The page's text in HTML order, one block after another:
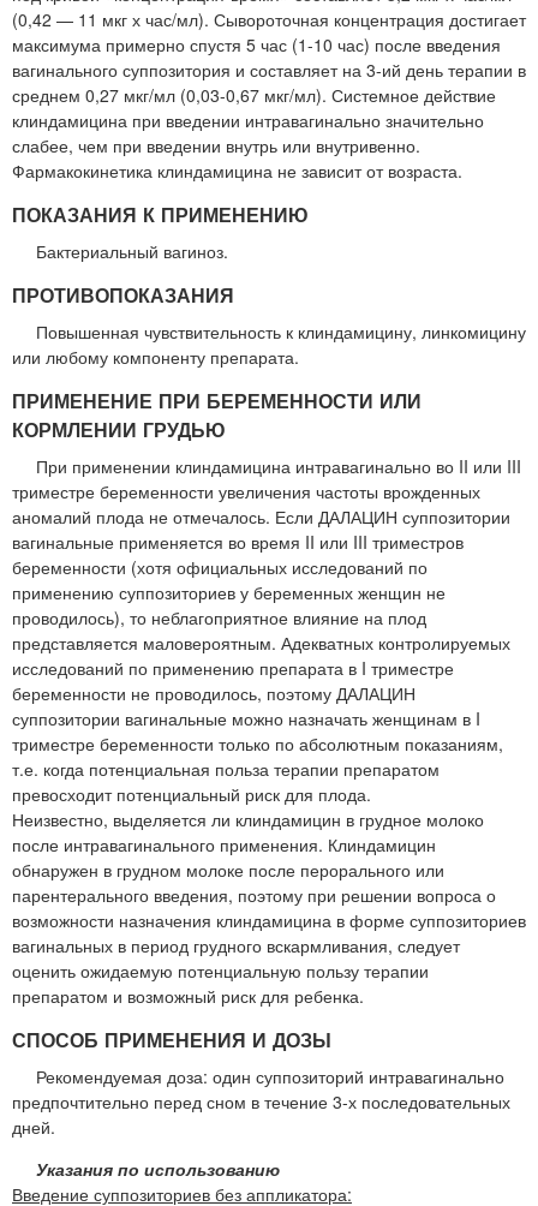
(0,42 — 11 мкг х час/мл). Сывороточная концентрация достигает
максимума примерно спустя 5 час (1-10 час) после введения
вагинального суппозитория и составляет на 3-ий день терапии в
среднем 0,27 мкг/мл (0,03-0,67 мкг/мл). Системное действие
клиндамицина при введении интравагинально значительно
слабее, чем при введении внутрь или внутривенно.
Фармакокинетика клиндамицина не зависит от возраста.
ПОКАЗАНИЯ К ПРИМЕНЕНИЮ
Бактериальный вагиноз.
ПРОТИВОПОКАЗАНИЯ
Повышенная чувствительность к клиндамицину, линкомицину
или любому компоненту препарата.
ПРИМЕНЕНИЕ ПРИ БЕРЕМЕННОСТИ ИЛИ
КОРМЛЕНИИ ГРУДЬЮ
При применении клиндамицина интравагинально во II или III
триместре беременности увеличения частоты врожденных
аномалий плода не отмечалось. Если ДАЛАЦИН суппозитории
вагинальные применяется во время II или III триместров
беременности (хотя официальных исследований по
применению суппозиториев у беременных женщин не
проводилось), то неблагоприятное влияние на плод
представляется маловероятным. Адекватных контролируемых
исследований по применению препарата в I триместре
беременности не проводилось, поэтому ДАЛАЦИН
суппозитории вагинальные можно назначать женщинам в I
триместре беременности только по абсолютным показаниям,
т.е. когда потенциальная польза терапии препаратом
превосходит потенциальный риск для плода.
Неизвестно, выделяется ли клиндамицин в грудное молоко
после интравагинального применения. Клиндамицин
обнаружен в грудном молоке после перорального или
парентерального введения, поэтому при решении вопроса о
возможности назначения клиндамицина в форме суппозиториев
вагинальных в период грудного вскармливания, следует
оценить ожидаемую потенциальную пользу терапии
препаратом и возможный риск для ребенка.
СПОСОБ ПРИМЕНЕНИЯ И ДОЗЫ
Рекомендуемая доза: один суппозиторий интравагинально
предпочтительно перед сном в течение 3-х последовательных
дней.
Указания по использованию
Введение суппозиториев без аппликатора: